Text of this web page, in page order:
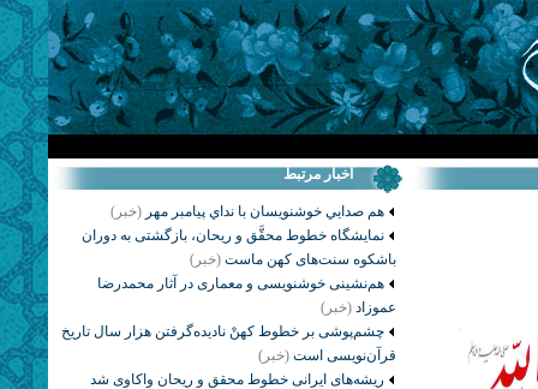
اخبار مرتبط
هم صدايي خوشنويسان با نداي پيامبر مهر (خبر)
نمایشگاه خطوط محقَّق و ریحان، بازگشتی به دوران
باشکوه سنت‌های کهن ماست (خبر)
هم‌نشینی خوشنویسی و معماری در آثار محمدرضا
عموزاد (خبر)
چشم‌پوشی بر خطوط کهنْ نادیده‌گرفتن هزار سال تاریخ
قرآن‌نویسی است (خبر)
ریشه‌های ایرانی خطوط محقق و ریحان واکاوی شد